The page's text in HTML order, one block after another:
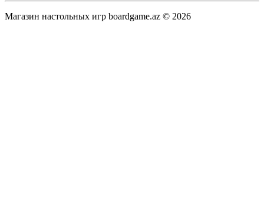
Магазин настольных игр boardgame.az © 2026